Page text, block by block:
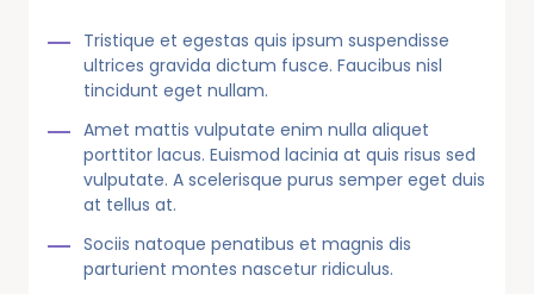
Tristique et egestas quis ipsum suspendisse
ultrices gravida dictum fusce. Faucibus nisl
tincidunt eget nullam.
Amet mattis vulputate enim nulla aliquet
porttitor lacus. Euismod lacinia at quis risus sed
vulputate. A scelerisque purus semper eget duis
at tellus at.
Sociis natoque penatibus et magnis dis
parturient montes nascetur ridiculus.